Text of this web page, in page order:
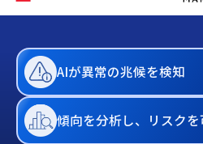
AIが異常の兆候を検知
傾向を分析し、リスク